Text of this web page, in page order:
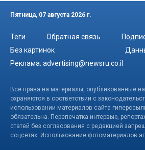
Пятница, 07 августа 2026 г.
Теги Обратная связь
Без картинок
Реклама: advertising@newsru.co.il
Все права на материалы, опубликованные на
охраняются в соответствии с
использовании материалов сайта
обязательна. Перепечатка интервью,
статей без согласования с редакцией
соцсетях. Использование фотоматериалов